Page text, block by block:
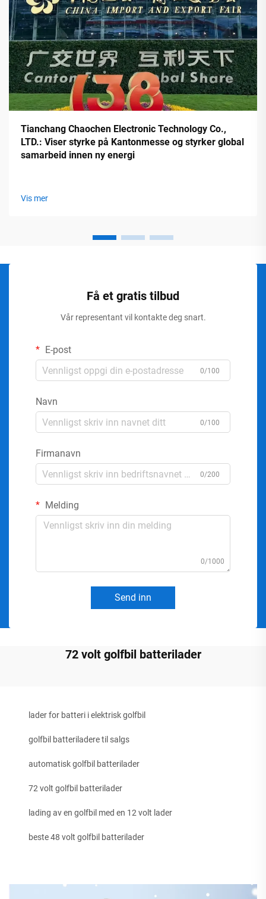
Tianchang Chaochen Electronic Technology Co.,
LTD.: Viser styrke på Kantonmesse og styrker global
samarbeid innen ny energi
Vis mer
Få et gratis tilbud
Vår representant vil kontakte deg snart.
E-post
0/100
Navn
0/100
Firmanavn
0/200
Melding
0/1000
Send inn
72 volt golfbil batterilader
lader for batteri i elektrisk golfbil
golfbil batteriladere til salgs
automatisk golfbil batterilader
72 volt golfbil batterilader
lading av en golfbil med en 12 volt lader
beste 48 volt golfbil batterilader